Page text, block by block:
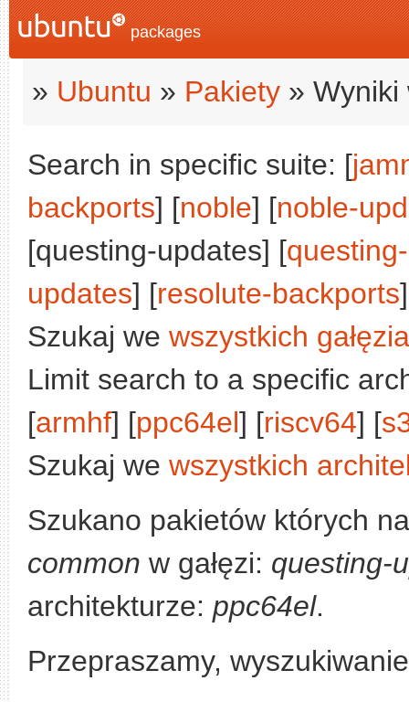
packages
» Ubuntu » Pakiety » Wyniki
Search in specific suite: [
backports] [noble] [noble-
[questing-updates] [
updates] [resolute-backports
Szukaj we wszystkich
Limit search to a specific
[armhf] [ppc64el] [riscv64] [
Szukaj we wszystkich
Szukano pakietów których
common w gałęzi: questing-
architekturze: ppc64el.
Przepraszamy,